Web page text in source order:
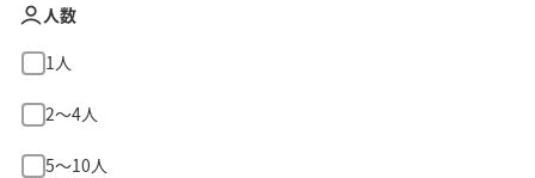
人数
1人
2〜4人
5〜10人